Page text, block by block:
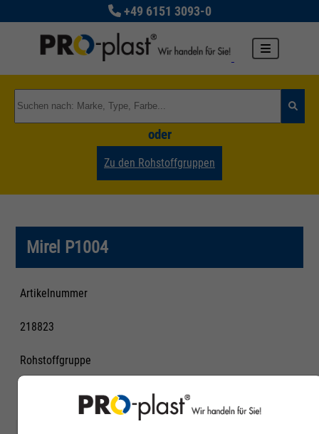
+49 6151 3093-0
oder
Zu den Rohstoffgruppen
Mirel P1004
Artikelnummer
218823
Rohstoffgruppe